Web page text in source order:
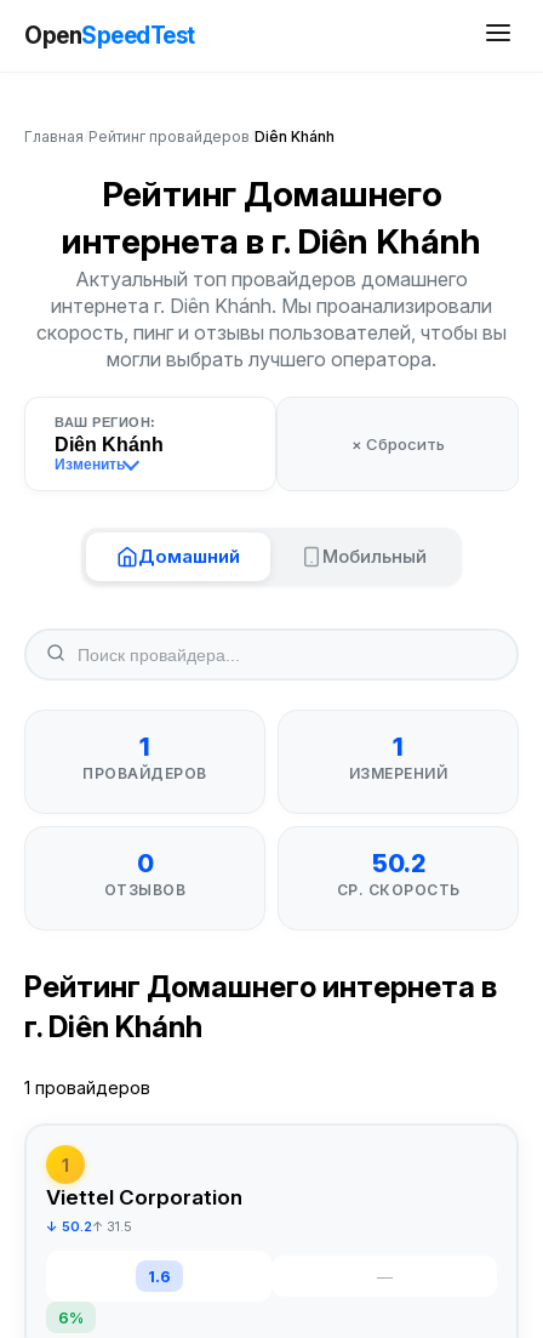
OpenSpeedTest
Главная Рейтинг провайдеров Diên Khánh
Рейтинг Домашнего
интернета в г. Diên Khánh
Актуальный топ провайдеров домашнего
интернета г. Diên Khánh. Мы проанализировали
скорость, пинг и отзывы пользователей, чтобы вы
могли выбрать лучшего оператора.
ВАШ РЕГИОН:
Diên Khánh
Изменить
× Сбросить
Домашний Мобильный
1
ПРОВАЙДЕРОВ
1
ИЗМЕРЕНИЙ
0
ОТЗЫВОВ
50.2
СР. СКОРОСТЬ
Рейтинг Домашнего интернета в
г. Diên Khánh
1 провайдеров
1
Viettel Corporation
↓ 50.2↑ 31.5
1.6 —
6%